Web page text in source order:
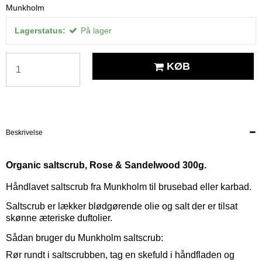
Munkholm
Lagerstatus: På lager
KØB
Beskrivelse
Organic saltscrub, Rose & Sandelwood 300g.
Håndlavet saltscrub fra Munkholm til brusebad eller karbad.
Saltscrub er lækker blødgørende olie og salt der er tilsat
skønne æteriske duftolier.
Sådan bruger du Munkholm saltscrub:
Rør rundt i saltscrubben, tag en skefuld i håndfladen og